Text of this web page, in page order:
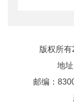
等的
“当
制度
版权所
地
邮编：